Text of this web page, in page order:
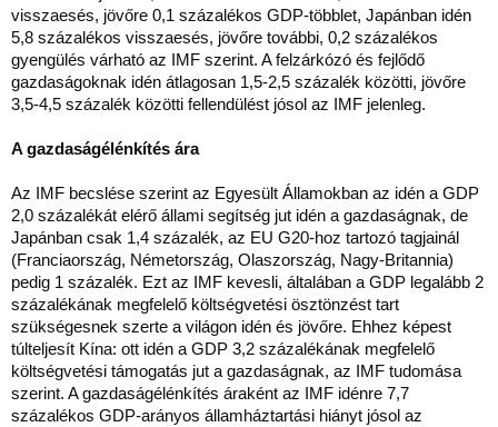
visszaesés, jövőre 0,1 százalékos GDP-többlet, Japánban idén
5,8 százalékos visszaesés, jövőre további, 0,2 százalékos
gyengülés várható az IMF szerint. A felzárkózó és fejlődő
gazdaságoknak idén átlagosan 1,5-2,5 százalék közötti, jövőre
3,5-4,5 százalék közötti fellendülést jósol az IMF jelenleg.
A gazdaságélénkítés ára
Az IMF becslése szerint az Egyesült Államokban az idén a GDP
2,0 százalékát elérő állami segítség jut idén a gazdaságnak, de
Japánban csak 1,4 százalék, az EU G20-hoz tartozó tagjainál
(Franciaország, Németország, Olaszország, Nagy-Britannia)
pedig 1 százalék. Ezt az IMF kevesli, általában a GDP legalább 2
százalékának megfelelő költségvetési ösztönzést tart
szükségesnek szerte a világon idén és jövőre. Ehhez képest
túlteljesít Kína: ott idén a GDP 3,2 százalékának megfelelő
költségvetési támogatás jut a gazdaságnak, az IMF tudomása
szerint. A gazdaságélénkítés áraként az IMF idénre 7,7
százalékos GDP-arányos államháztartási hiányt jósol az